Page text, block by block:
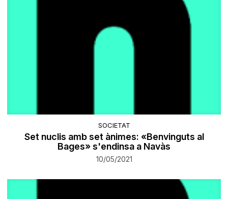
SOCIETAT
Set nuclis amb set ànimes: «Benvinguts al
Bages» s'endinsa a Navàs
10/05/2021